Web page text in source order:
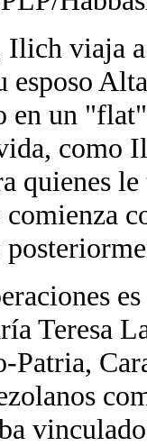
Ilich viaja
esposo
en un
como
quienes
Teresa
Patria,